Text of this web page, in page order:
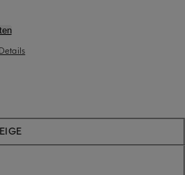
Details
Aktuell nicht verfügbar